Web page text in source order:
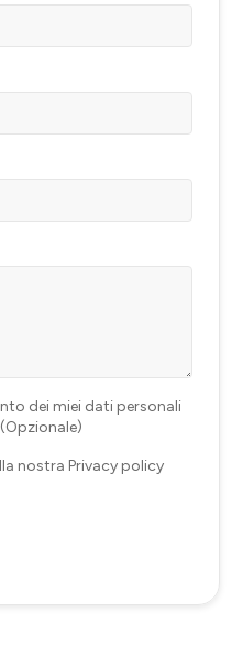
dei miei dati personali
nostra Privacy policy